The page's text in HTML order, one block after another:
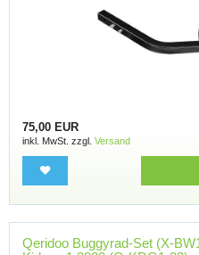
75,00 EUR
inkl. MwSt. zzgl. Versand
Qeridoo Buggyrad-Set (X-